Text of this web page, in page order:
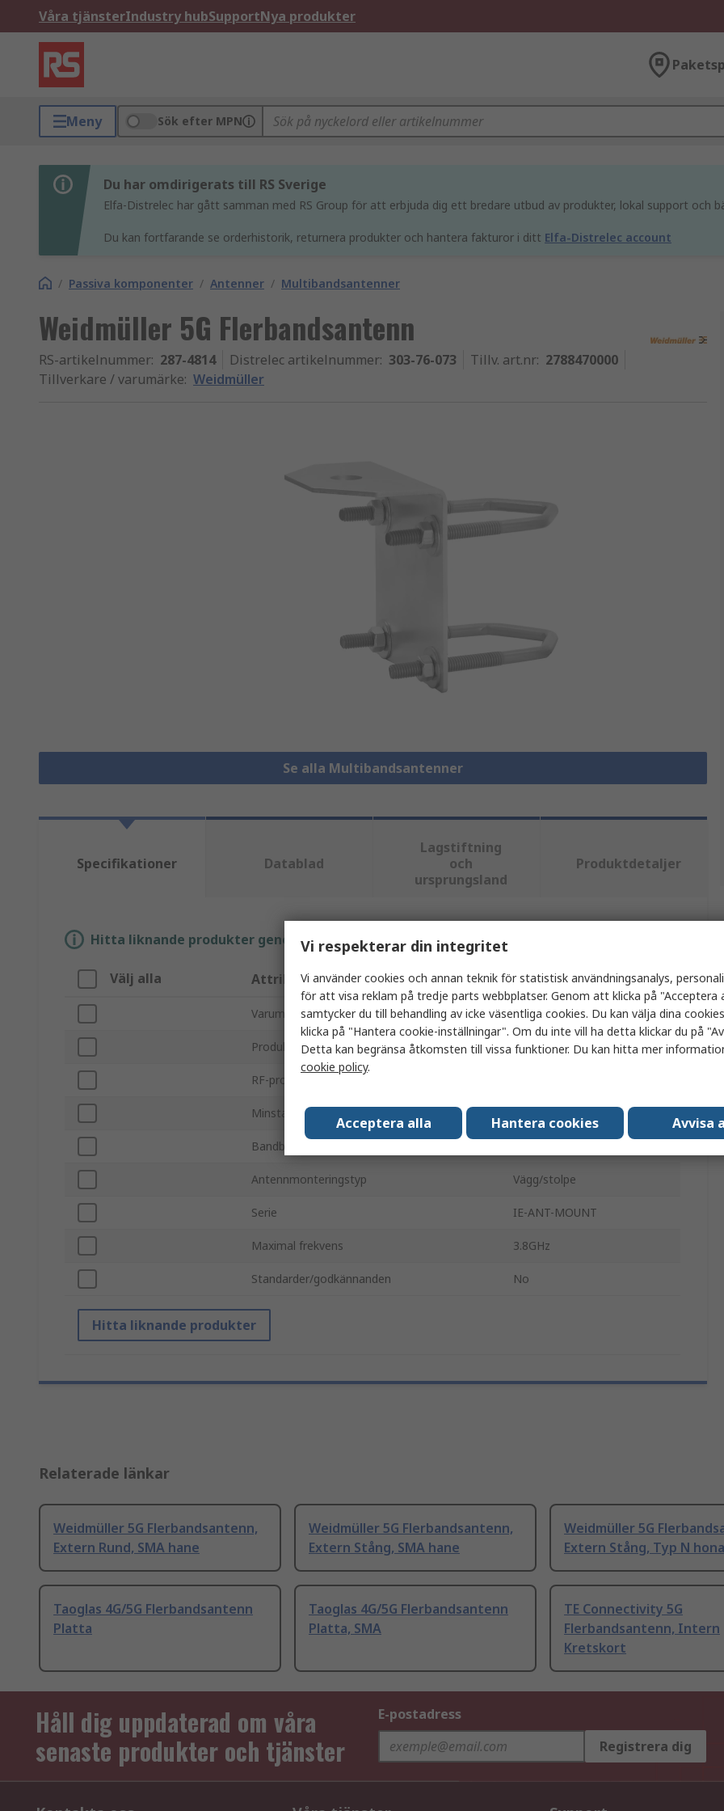
Våra tjänsterIndustry hubSupportNya produkter
Meny Sök efter MPN
Du har omdirigerats till RS Sverige
Elfa-Distrelec har gått samman med RS Group för att erbjuda dig ett bredare utbud av produkter, lokal support och
Du kan fortfarande se orderhistorik, returnera produkter och hantera fakturor i ditt Elfa-Distrelec account
/ Passiva komponenter / Antenner / Multibandsantenner
Weidmüller 5G Flerbandsantenn
RS-artikelnummer: 287-4814 Distrelec artikelnummer: 303-76-073 Tillv. art.nr: 2788470000
Tillverkare / varumärke: Weidmüller
Se alla Multibandsantenner
Specifikationer Datablad
Lagstiftning
och
ursprungsland
Produktdetaljer
Hitta liknande produkter genom att välja ett eller flera attribut.
Välj alla Attribut Värde
Varumärke Weidmüller
Produkttyp Flerbandsantenn
RF-protokoll
Minsta frekvens
Bandbredd
Antennmonteringstyp Vägg/stolpe
Serie IE-ANT-MOUNT
Maximal frekvens 3.8GHz
Standarder/godkännanden No
Hitta liknande produkter
Relaterade länkar
Weidmüller 5G Flerbandsantenn,
Extern Rund, SMA hane
Weidmüller 5G Flerbandsantenn,
Extern Stång, SMA hane
Weidmüller 5G
Extern Stång, Typ N hona
Taoglas 4G/5G Flerbandsantenn
Platta
Taoglas 4G/5G Flerbandsantenn
Platta, SMA
TE Connectivity 5G
Flerbandsantenn, Intern
Kretskort
Håll dig uppdaterad om våra
senaste produkter och tjänster
E-postadress
Registrera dig
Vi respekterar din integritet
Vi använder cookies och annan teknik för statistisk användningsanalys,
för att visa reklam på tredje parts webbplatser. Genom att klicka på "Acceptera
samtycker du till behandling av icke väsentliga cookies. Du kan välja dina
klicka på "Hantera cookie-inställningar". Om du inte vill ha detta klickar du på
Detta kan begränsa åtkomsten till vissa funktioner. Du kan hitta mer
cookie policy.
Acceptera alla Hantera cookies Avvisa